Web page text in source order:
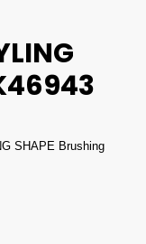
SHAPE Brushing